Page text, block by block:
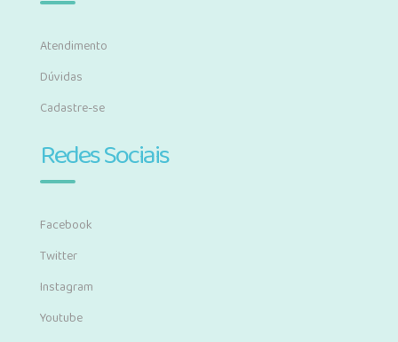
Atendimento
Dúvidas
Cadastre-se
Redes Sociais
Facebook
Twitter
Instagram
Youtube